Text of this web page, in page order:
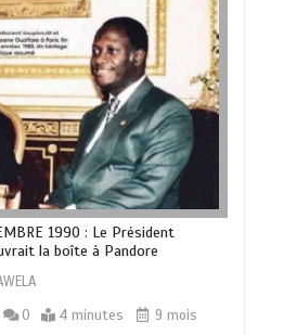
1990 : Le Président
la boîte à Pandore
0 4 minutes
9 mois